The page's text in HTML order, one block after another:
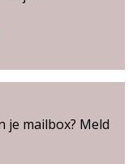
je mailbox? Meld